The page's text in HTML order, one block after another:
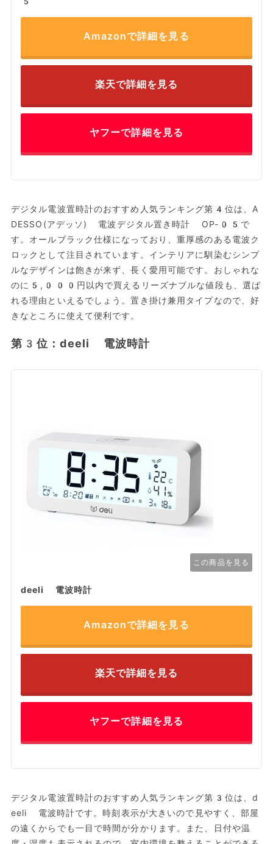
Amazonで詳細を見る
楽天で詳細を見る
ヤフーで詳細を見る
デジタル電波置時計のおすすめ人気ランキング第4位は、A
DESSO(アデッソ) 電波デジタル置き時計 OP-05で
す。オールブラック仕様になっており、重厚感のある電波ク
ロックとして注目されています。インテリアに馴染むシンプ
ルなデザインは飽きが来ず、長く愛用可能です。おしゃれな
のに5,000円以内で買えるリーズナブルな値段も、選ば
れる理由といえるでしょう。置き掛け兼用タイプなので、好
きなところに使えて便利です。
第3位：deeli 電波時計
この商品を見る
deeli 電波時計
Amazonで詳細を見る
楽天で詳細を見る
ヤフーで詳細を見る
デジタル電波置時計のおすすめ人気ランキング第3位は、d
eeli 電波時計です。時刻表示が大きいので見やすく、部屋
の遠くからでも一目で時間が分かります。また、日付や温